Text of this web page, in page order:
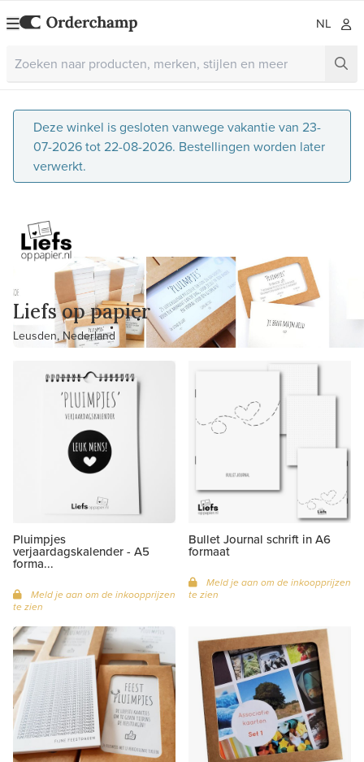
NL
Deze winkel is gesloten vanwege vakantie van 23-
07-2026 tot 22-08-2026. Bestellingen worden later
verwerkt.
Liefs op papier
Leusden, Nederland
Pluimpjes
verjaardagskalender - A5
forma...
Meld je aan om de inkoopprijzen
te zien
Bullet Journal schrift in A6
formaat
Meld je aan om de inkoopprijzen
te zien